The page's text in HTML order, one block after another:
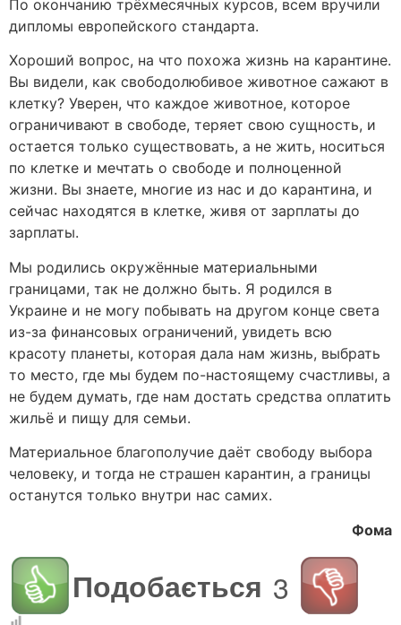
По окончанию трёхмесячных курсов, всем вручили
дипломы европейского стандарта.
Хороший вопрос, на что похожа жизнь на карантине.
Вы видели, как свободолюбивое животное сажают в
клетку? Уверен, что каждое животное, которое
ограничивают в свободе, теряет свою сущность, и
остается только существовать, а не жить, носиться
по клетке и мечтать о свободе и полноценной
жизни. Вы знаете, многие из нас и до карантина, и
сейчас находятся в клетке, живя от зарплаты до
зарплаты.
Мы родились окружённые материальными
границами, так не должно быть. Я родился в
Украине и не могу побывать на другом конце света
из-за финансовых ограничений, увидеть всю
красоту планеты, которая дала нам жизнь, выбрать
то место, где мы будем по-настоящему счастливы, а
не будем думать, где нам достать средства оплатить
жильё и пищу для семьи.
Материальное благополучие даёт свободу выбора
человеку, и тогда не страшен карантин, а границы
останутся только внутри нас самих.
Фома
Подобається 3